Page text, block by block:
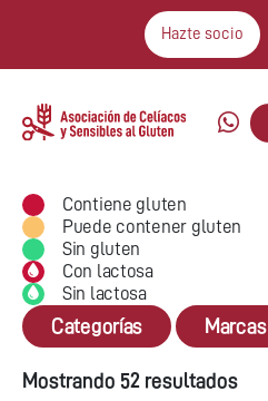
Hazte socio
Contiene gluten
Puede contener gluten
Sin gluten
Con lactosa
Sin lactosa
Categorías Marcas
Mostrando 52 resultados